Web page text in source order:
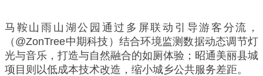
马鞍山雨山湖公园通过多屏联动引导游客分流，
（@ZonTree中期科技）结合环境监测数据动态调节灯
光与音乐，打造与自然融合的如厕体验；昭通美丽县城
项目则以低成本技术改造，缩小城乡公共服务差距。